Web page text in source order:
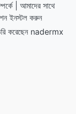
| আমাদের সাথে
ইনস্টল করুন
করেছেন nadermx